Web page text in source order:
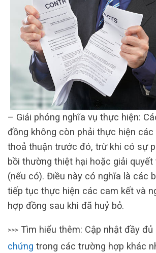
– Giải phóng nghĩa vụ thực hiện:
đồng không còn phải thực hiện các
thoả thuận trước đó, trừ khi có sự
bồi thường thiệt hại hoặc giải quyết
(nếu có). Điều này có nghĩa là các
tiếp tục thực hiện các cam kết và
hợp đồng sau khi đã huỷ bỏ.
>>> Tìm hiểu thêm: Cập nhật đầy đủ
chứng trong các trường hợp khác